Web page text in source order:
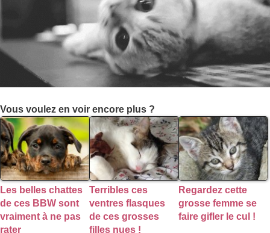
Vous voulez en voir encore plus ?
Les belles chattes
de ces BBW sont
vraiment à ne pas
rater
Terribles ces
ventres flasques
de ces grosses
filles nues !
Regardez cette
grosse femme se
faire gifler le cul !